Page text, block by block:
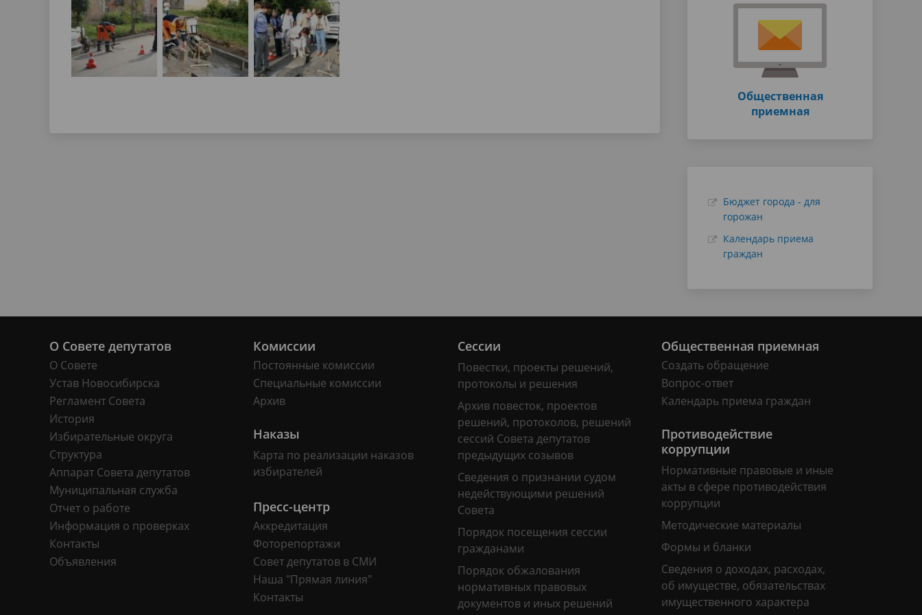
Общественная
приемная
Бюджет города - для
горожан
Календарь приема
граждан
О Совете депутатов
О Совете
Устав Новосибирска
Регламент Совета
История
Избирательные округа
Структура
Аппарат Совета депутатов
Муниципальная служба
Отчет о работе
Информация о проверках
Контакты
Объявления
Комиссии
Постоянные комиссии
Специальные комиссии
Архив
Сессии
Повестки, проекты решений,
протоколы и решения
Архив повесток, проектов
решений, протоколов, решений
сессий Совета депутатов
предыдущих созывов
Сведения о признании судом
недействующими решений
Совета
Порядок посещения сессии
гражданами
Порядок обжалования
нормативных правовых
документов и иных решений
Общественная приемная
Создать обращение
Вопрос-ответ
Календарь приема граждан
Наказы
Карта по реализации наказов
избирателей
Противодействие
коррупции
Нормативные правовые и иные
акты в сфере противодействия
коррупции
Методические материалы
Формы и бланки
Сведения о доходах, расходах,
об имуществе, обязательствах
имущественного характера
Пресс-центр
Аккредитация
Фоторепортажи
Совет депутатов в СМИ
Наша "Прямая линия"
Контакты